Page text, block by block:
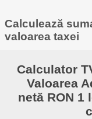
Calculează
valoarea taxei
Calculator
Valoarea
netă RON 1